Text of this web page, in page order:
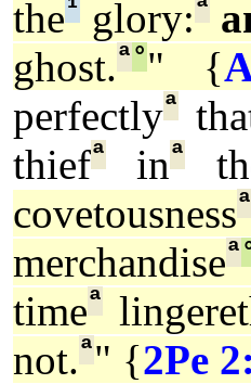
the¹ glory:ª
ghost.ª°" {
perfectlyª
thiefª inª
covetousnessª
merchandiseª
timeª
not.ª" {2Pe